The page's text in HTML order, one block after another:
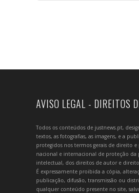
AVISO LEGAL - DIREITOS
Todos os conteúdos de justnews.pt,
textos, as fotografias, as imagens, e a
protegidos nos termos gerais de direito e
nacional e internacional de proteção da
intelectual, dos direitos de autor e
É expressamente proibida a cópia,
publicação, difusão, transmissão ou
qualquer conteúdo presente no site,